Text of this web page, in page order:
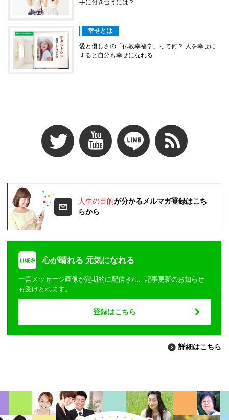
手に付き合うには？
幸せとは
愛と優しさの「仏教幸福学」って何？ 人を幸せに
すると自分も幸せになれる
人生の目的が分かるメルマガ登録はこち
らから
心が晴れる 元気になれる
一言メッセージ画像が定期的に配信され、記事更新のお知らせ
も受けとれます。
登録はこちら
詳細はこちら